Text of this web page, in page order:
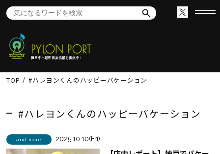
世界中へ最新音楽情報を出航中！
TOP #ハレヨンくんのハッピーバケーション
#ハレヨンくんのハッピーバケーション
and more 2025.10.10(Fri)